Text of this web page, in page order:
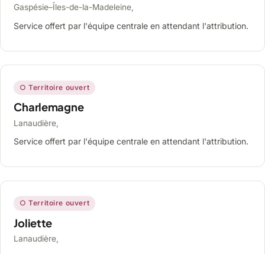
Gaspésie–Îles-de-la-Madeleine,
Service offert par l'équipe centrale en attendant l'attribution.
○ Territoire ouvert
Charlemagne
Lanaudière,
Service offert par l'équipe centrale en attendant l'attribution.
○ Territoire ouvert
Joliette
Lanaudière,